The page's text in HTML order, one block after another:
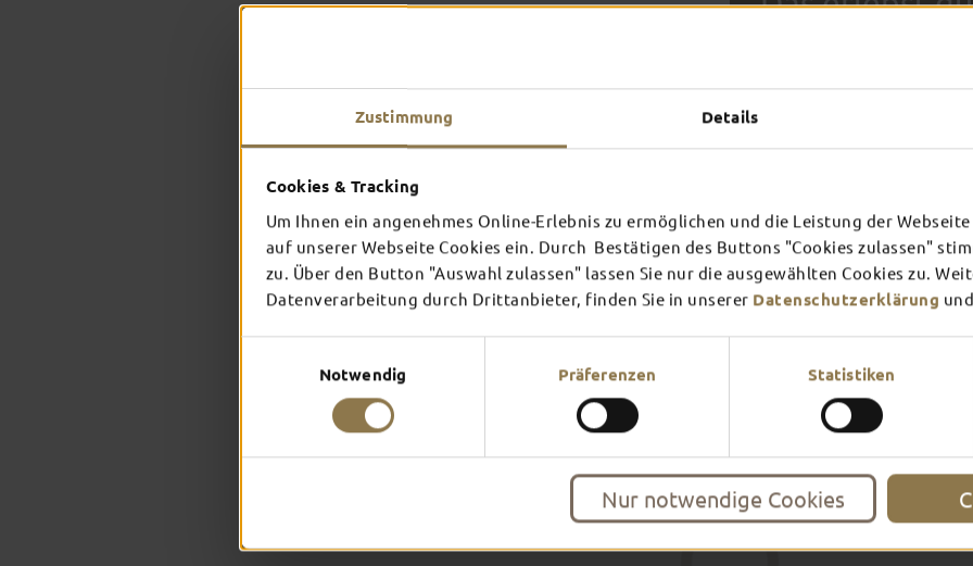
Zustimmung Details
Cookies & Tracking
Um Ihnen ein angenehmes Online-Erlebnis zu ermöglichen und die Leistung der
auf unserer Webseite Cookies ein. Durch Bestätigen des Buttons "Cookies zulassen"
zu. Über den Button "Auswahl zulassen" lassen Sie nur die ausgewählten Cookies zu.
Datenverarbeitung durch Drittanbieter, finden Sie in unserer Datenschutzerklärung
Notwendig Präferenzen Statistiken
Nur notwendige Cookies
THEATER
Mehr erfahren Mehr
FULDA AN
Inspiration ansehen
TOP-
In Fulda ist irgendwo immer
Theater – entdecke hier